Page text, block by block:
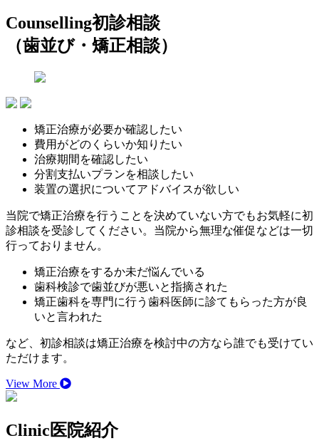
Counselling初診相談
（歯並び・矯正相談）
矯正治療が必要か確認したい
費用がどのくらいか知りたい
治療期間を確認したい
分割支払いプランを相談したい
装置の選択についてアドバイスが欲しい
当院で矯正治療を行うことを決めていない方でもお気軽に初
診相談を受診してください。当院から無理な催促などは一切
行っておりません。
矯正治療をするか未だ悩んでいる
歯科検診で歯並びが悪いと指摘された
矯正歯科を専門に行う歯科医師に診てもらった方が良
いと言われた
など、初診相談は矯正治療を検討中の方なら誰でも受けてい
ただけます。
View More
Clinic医院紹介